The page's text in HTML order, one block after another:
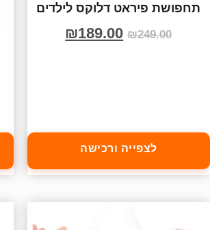
תחפושת פיראט דלוקס לילדים
₪249.00
₪189.00
לצפייה ורכישה